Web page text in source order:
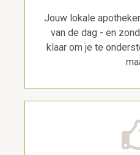
Jouw lokale
van de dag - en
klaar om je te